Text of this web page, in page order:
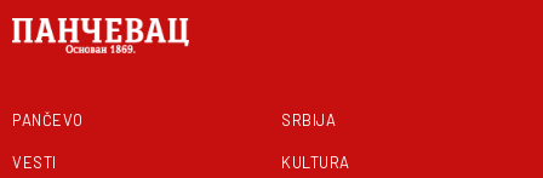
PANČEVO
VESTI
SRBIJA
KULTURA